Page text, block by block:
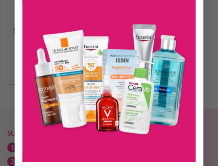
SALLY UNICORNIO x300ML
$10.886,39
AÑADIR AL CARRITO
SUCURSALES MÁS VIDA
Bv. Saenz Peña esq. Echeverría / 03564-440723